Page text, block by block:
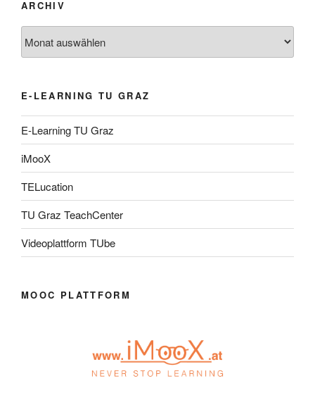
ARCHIV
E-LEARNING TU GRAZ
E-Learning TU Graz
iMooX
TELucation
TU Graz TeachCenter
Videoplattform TUbe
MOOC PLATTFORM